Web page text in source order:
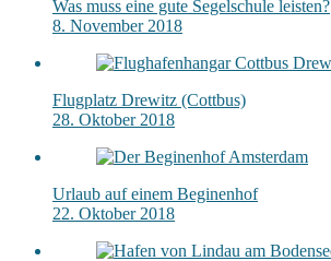
Was muss eine gute Segelschule leisten?
8. November 2018
Flugplatz Drewitz (Cottbus)
28. Oktober 2018
Urlaub auf einem Beginenhof
22. Oktober 2018